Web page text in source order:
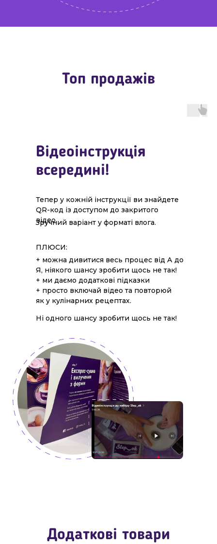
Топ продажів
Відеоінструкція
всередині!
Тепер у кожній інструкції ви знайдете
QR-код із доступом до закритого
відео.
ПЛЮСИ:
+ можна дивитися весь процес від А до
Я, ніякого шансу зробити щось не так!
+ ми даємо додаткові підказки
+ просто включай відео та повторюй
як у кулінарних рецептах.
Ні одного шансу зробити щось не так!
Зручний варіант у форматі влога.
Додаткові товари